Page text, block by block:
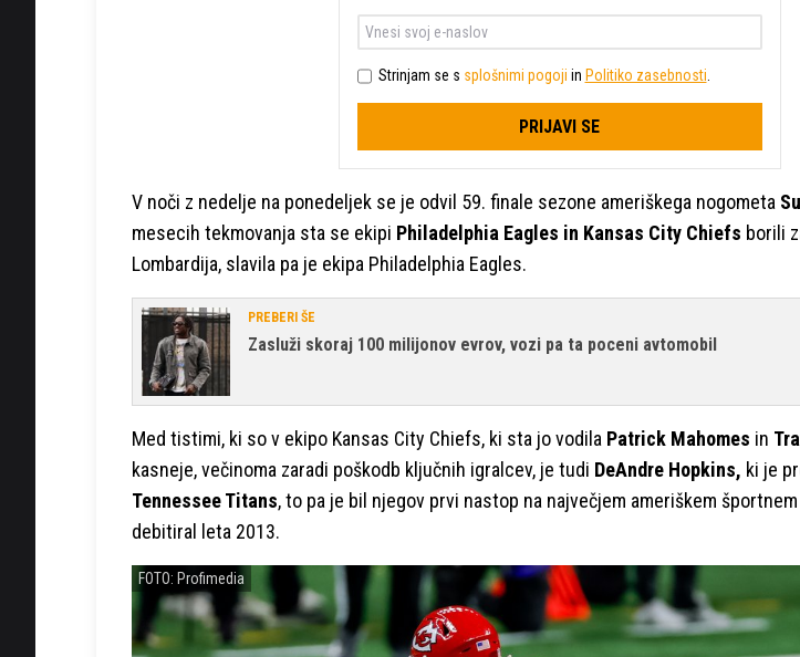
Strinjam se s splošnimi pogoji in Politiko zasebnosti
PRIJAVI SE
V noči z nedelje na ponedeljek se je odvil 59. finale sezone ameriškega nogometa
mesecih tekmovanja sta se ekipi Philadelphia Eagles in Kansas City Chiefs borili
Lombardija, slavila pa je ekipa Philadelphia Eagles.
PREBERI ŠE
Zasluži skoraj 100 milijonov evrov, vozi pa ta poceni avtomobil
Med tistimi, ki so v ekipo Kansas City Chiefs, ki sta jo vodila Patrick Mahomes in
kasneje, večinoma zaradi poškodb ključnih igralcev, je tudi DeAndre Hopkins, ki je
Tennessee Titans, to pa je bil njegov prvi nastop na največjem ameriškem
debitiral leta 2013.
FOTO: Profimedia